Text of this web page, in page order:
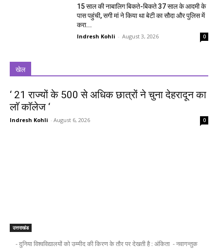
15 साल की नाबालिग बिकते-बिकते 37 साल के आदमी के
पास पहुंची, सगी मां ने किया था बेटी का सौदा और पुलिस में
करा...
Indresh Kohli - August 3, 2026 0
खेल
‘ 21 राज्यों के 500 से अधिक छात्रों ने चुना देहरादून का
लाॅ काॅलेज ‘
Indresh Kohli - August 6, 2026 0
उत्तराखंड
- दुनिया विश्वविद्यालयों को उम्मीद की किरण के तौर पर देखती है : अंकिता - नवागन्तुक